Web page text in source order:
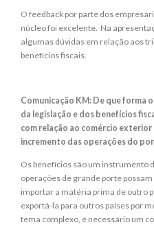
O feedback por parte dos
núcleo foi excelente. Na
algumas dúvidas em relação aos
benefícios fiscais.
Comunicação KM: De que forma
da legislação e dos benefícios
com relação ao comércio
incremento das operações do
Os benefícios são um instrumento
operações de grande porte
importar a matéria prima de outro
exportá-la para outros países por
tema complexo, é necessário um